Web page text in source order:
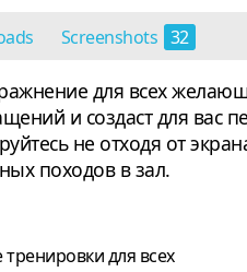
Screenshots 32
для всех
и создаст для
не отходя от
походов в зал.
для всех